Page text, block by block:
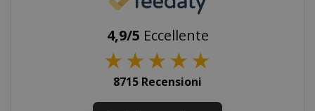
4,9/5 Eccellente
★★★★★
8715 Recensioni